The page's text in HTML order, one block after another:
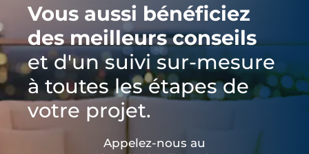
Vous aussi bénéficiez
des meilleurs conseils
et d'un suivi sur-mesure
à toutes les étapes de
votre projet.
Appelez-nous au